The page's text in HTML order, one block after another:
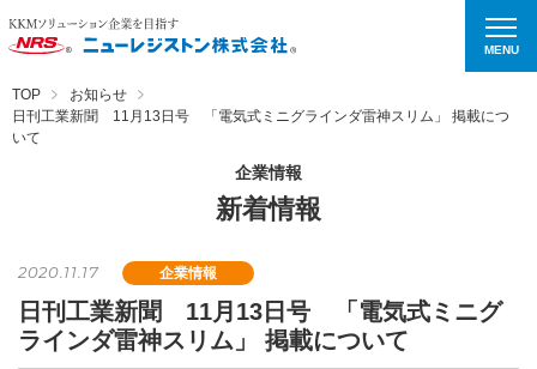
MENU
TOP
お知らせ
日刊工業新聞 11月13日号 「電気式ミニグラインダ雷神スリム」 掲載につ
いて
企業情報
新着情報
2020.11.17 企業情報
日刊工業新聞 11月13日号 「電気式ミニグ
ラインダ雷神スリム」 掲載について